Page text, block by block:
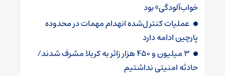
خواب‌آلودگی» ‌بود
عملیات کنترل‌شده انهدام مهمات در محدوده
پارچین ادامه دارد
3 میلیون و 450 هزار ‌زائر به کربلا مشرف شد‌ند/‌
حادثه امنیتی نداشتیم